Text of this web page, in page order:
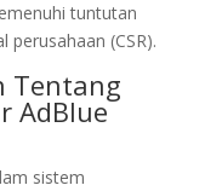
tuntutan
(CSR).
Tentang
AdBlue
sistem